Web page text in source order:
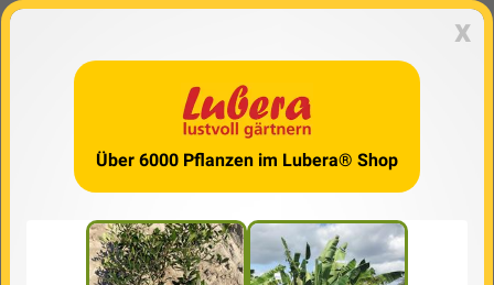
x
Über 6000 Pflanzen im Lubera® Shop